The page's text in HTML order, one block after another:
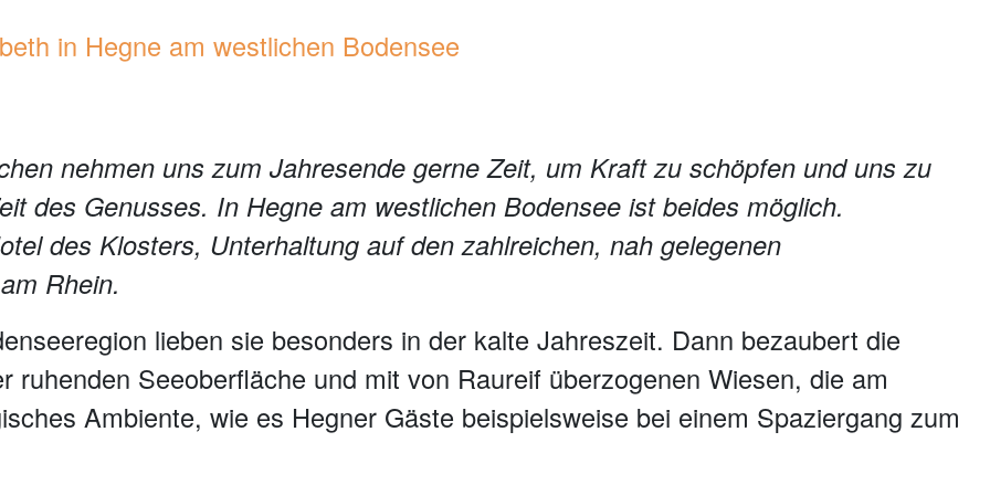
in Hegne am westlichen Bodensee
nehmen uns zum Jahresende gerne Zeit, um Kraft zu schöpfen und uns zu
des Genusses. In Hegne am westlichen Bodensee ist beides möglich.
des Klosters, Unterhaltung auf den zahlreichen, nah gelegenen
Rhein.
lieben sie besonders in der kalte Jahreszeit. Dann bezaubert die
ruhenden Seeoberfläche und mit von Raureif überzogenen Wiesen, die am
Ambiente, wie es Hegner Gäste beispielsweise bei einem Spaziergang zum